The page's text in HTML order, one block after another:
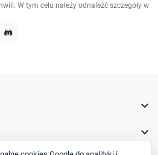
W tym celu należy odnaleźć szczegóły w

